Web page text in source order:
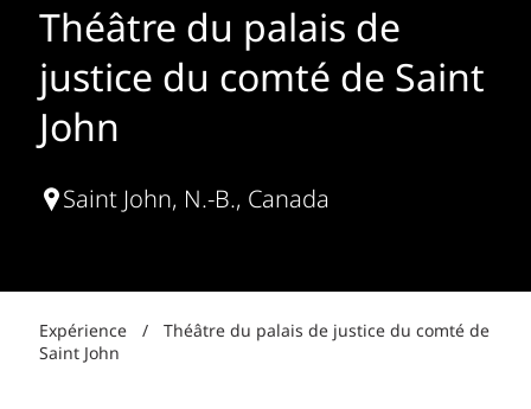
Théâtre du palais de
justice du comté de Saint
John
Saint John, N.-B., Canada
Expérience / Théâtre du palais de justice du comté de
Saint John